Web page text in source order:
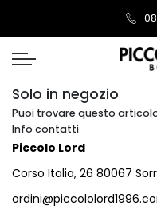
Solo in negozio
Puoi trovare questo
Info contatti
Piccolo Lord
Corso Italia, 26 80067